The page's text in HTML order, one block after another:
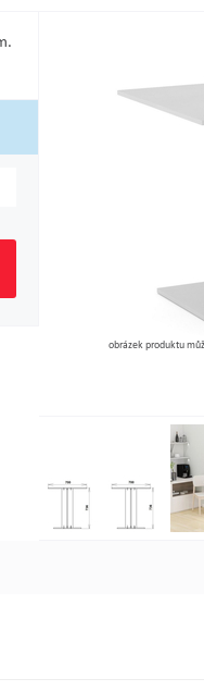
obrázek produktu